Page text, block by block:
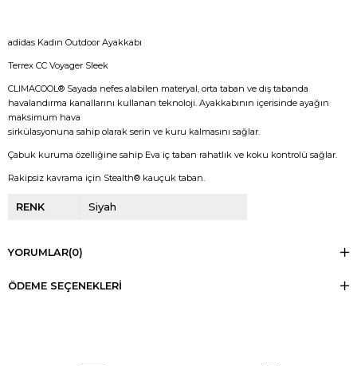
adidas Kadın Outdoor Ayakkabı
Terrex CC Voyager Sleek
CLIMACOOL® Sayada nefes alabilen materyal, orta taban ve dış tabanda
havalandırma kanallarını kullanan teknoloji. Ayakkabının içerisinde ayağın
maksimum hava
sirkülasyonuna sahip olarak serin ve kuru kalmasını sağlar.
Çabuk kuruma özelliğine sahip Eva iç taban rahatlık ve koku kontrolü sağlar.
Rakipsiz kavrama için Stealth® kauçuk taban.
RENK Siyah
YORUMLAR(0)
ÖDEME SEÇENEKLERI